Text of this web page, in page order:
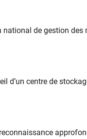
national de gestion
d’un centre de